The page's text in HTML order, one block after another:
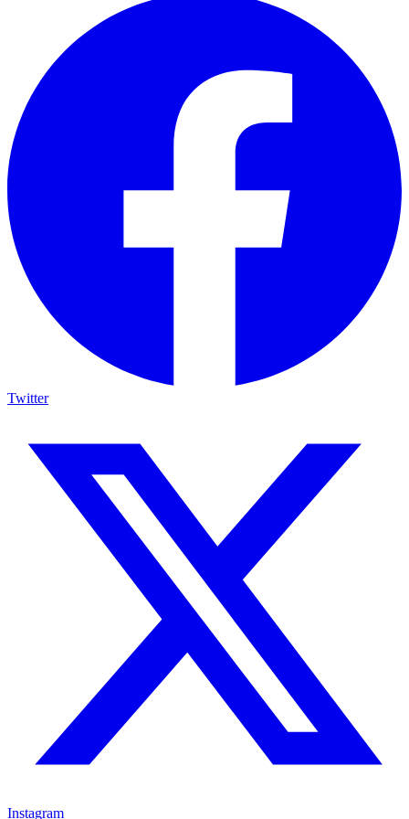
Twitter
Instagram